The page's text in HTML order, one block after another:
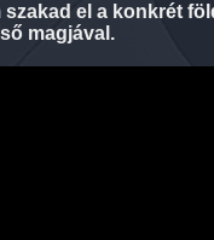
el a konkrét
magjával.